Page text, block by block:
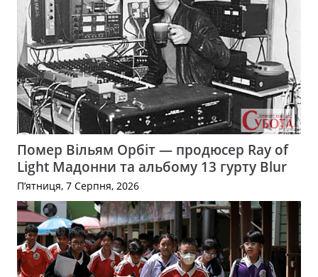
Помер Вільям Орбіт — продюсер Ray of
Light Мадонни та альбому 13 гурту Blur
П’ятниця, 7 Серпня, 2026